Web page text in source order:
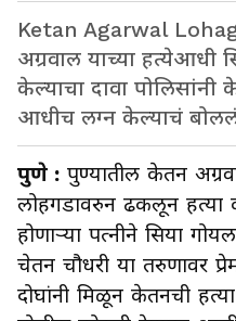
Ketan Agarwal
अग्रवाल याच्या
केल्याचा दावा
आधीच लग्न केल्याचं
पुणे : पुण्यातील केतन
लोहगडावरुन ढकलून हत्या
होणाऱ्या पत्नीने सिया
चेतन चौधरी या तरुणावर
दोघांनी मिळून केतनची